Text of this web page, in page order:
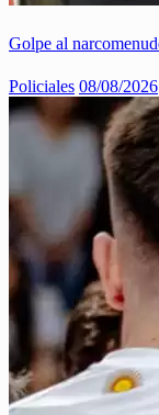
Golpe al
Policiales 08/08/2026